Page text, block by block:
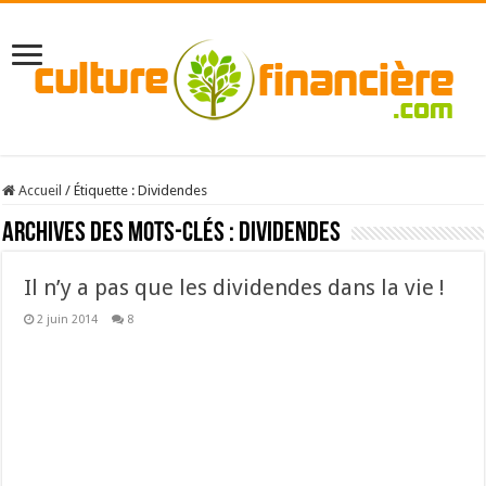
Accueil / Étiquette :Dividendes
Archives des mots-clés : Dividendes
Il n’y a pas que les dividendes dans la vie !
2 juin 2014 8